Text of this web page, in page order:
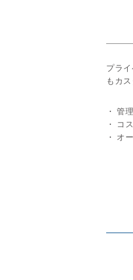
プラ
もカ
・ 管
・ コ
・ オ